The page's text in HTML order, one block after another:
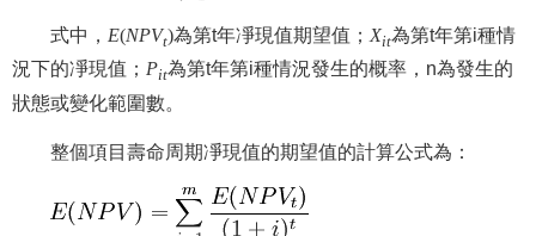
式中， E(NPVt)為第t年凈現值期望值； Xit為第t年第i種情
況下的凈現值； Pit為第t年第i種情況發生的概率，n為發生的
狀態或變化範圍數。
整個項目壽命周期凈現值的期望值的計算公式為：